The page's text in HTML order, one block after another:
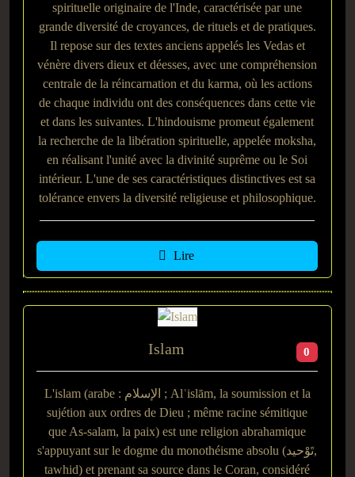
spirituelle originaire de l'Inde, caractérisée par une
grande diversité de croyances, de rituels et de pratiques.
Il repose sur des textes anciens appelés les Vedas et
vénère divers dieux et déesses, avec une compréhension
centrale de la réincarnation et du karma, où les actions
de chaque individu ont des conséquences dans cette vie
et dans les suivantes. L'hindouisme promeut également
la recherche de la libération spirituelle, appelée moksha,
en réalisant l'unité avec la divinité suprême ou le Soi
intérieur. L'une de ses caractéristiques distinctives est sa
tolérance envers la diversité religieuse et philosophique.
Lire
Islam 0
L'islam (arabe : الإسلام ; Alʾislām, la soumission et la
sujétion aux ordres de Dieu ; même racine sémitique
que As-salam, la paix) est une religion abrahamique
s'appuyant sur le dogme du monothéisme absolu (تَوْحيد,
tawhid) et prenant sa source dans le Coran, considéré